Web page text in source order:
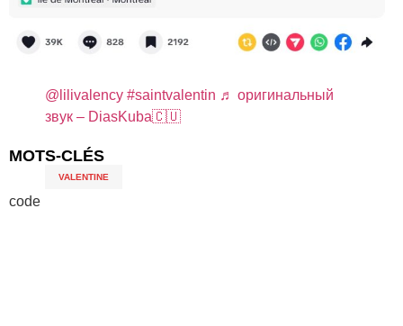
@lilivalency #saintvalentin ♬ оригинальный
звук – DiasKuba🇨🇺
MOTS-CLÉS
VALENTINE
code